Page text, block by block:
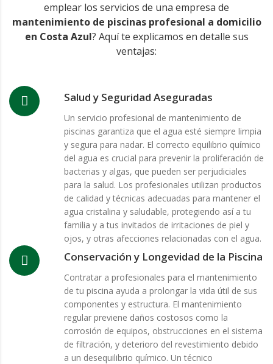
emplear los servicios de una empresa de
mantenimiento de piscinas profesional a domicilio
en Costa Azul? Aquí te explicamos en detalle sus
ventajas:
Salud y Seguridad Aseguradas
Un servicio profesional de mantenimiento de
piscinas garantiza que el agua esté siempre limpia
y segura para nadar. El correcto equilibrio químico
del agua es crucial para prevenir la proliferación de
bacterias y algas, que pueden ser perjudiciales
para la salud. Los profesionales utilizan productos
de calidad y técnicas adecuadas para mantener el
agua cristalina y saludable, protegiendo así a tu
familia y a tus invitados de irritaciones de piel y
ojos, y otras afecciones relacionadas con el agua.
Conservación y Longevidad de la Piscina
Contratar a profesionales para el mantenimiento
de tu piscina ayuda a prolongar la vida útil de sus
componentes y estructura. El mantenimiento
regular previene daños costosos como la
corrosión de equipos, obstrucciones en el sistema
de filtración, y deterioro del revestimiento debido
a un desequilibrio químico. Un técnico